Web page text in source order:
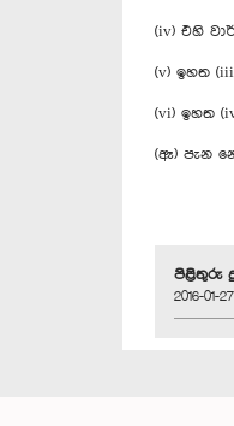
(iv) එහි
(v) ඉහත
(vi) ඉහත
(ඈ) පැන
පිළිතුරු
2016-01-27